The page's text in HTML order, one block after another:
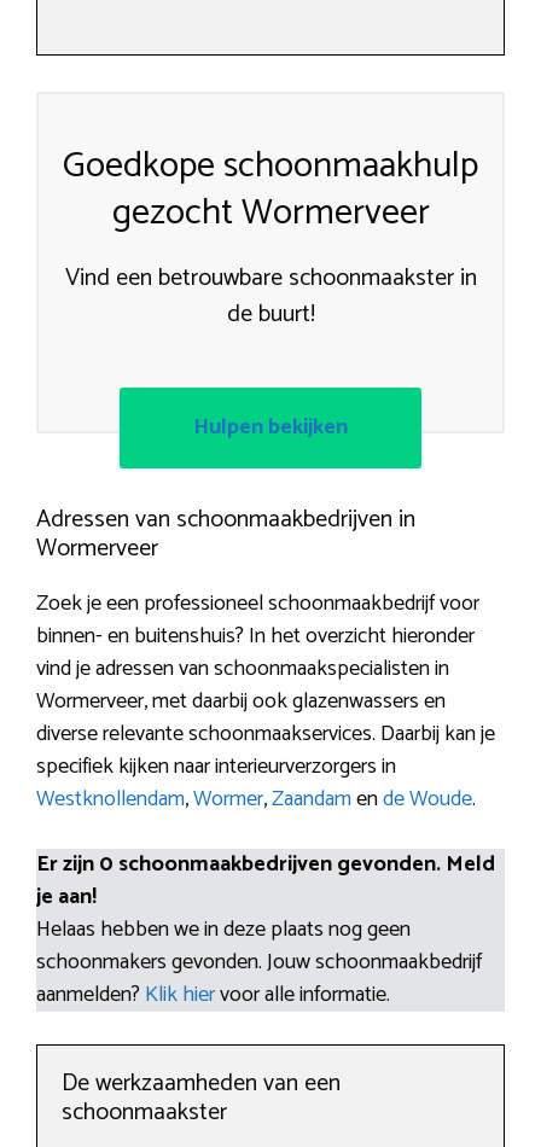
Goedkope schoonmaakhulp
gezocht Wormerveer
Vind een betrouwbare schoonmaakster in
de buurt!
Hulpen bekijken
Adressen van schoonmaakbedrijven in
Wormerveer
Zoek je een professioneel schoonmaakbedrijf voor
binnen- en buitenshuis? In het overzicht hieronder
vind je adressen van schoonmaakspecialisten in
Wormerveer, met daarbij ook glazenwassers en
diverse relevante schoonmaakservices. Daarbij kan je
specifiek kijken naar interieurverzorgers in
Westknollendam,Wormer,Zaandamende Woude.
Er zijn 0 schoonmaakbedrijven gevonden. Meld
je aan!
Helaas hebben we in deze plaats nog geen
schoonmakers gevonden. Jouw schoonmaakbedrijf
aanmelden? Klik hiervoor alle informatie.
De werkzaamheden van een
schoonmaakster